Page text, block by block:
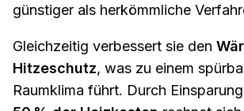
günstiger als herkömmliche
Gleichzeitig verbessert sie den
Hitzeschutz, was zu einem
Raumklima führt. Durch